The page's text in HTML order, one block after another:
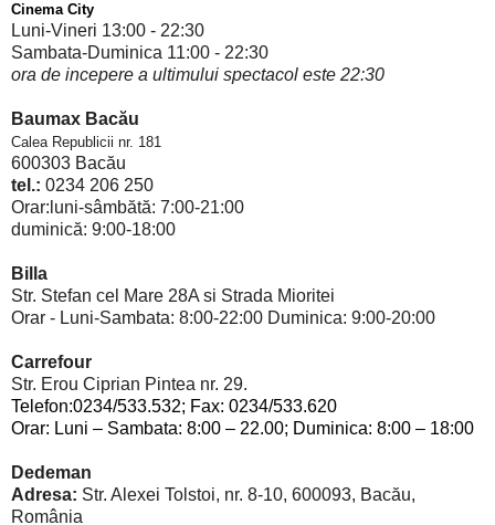
Cinema City
Luni-Vineri 13:00 - 22:30
Sambata-Duminica 11:00 - 22:30
ora de incepere a ultimului spectacol este 22:30
Baumax Bacău
Calea Republicii nr. 181
600303 Bacău
tel.: 0234 206 250
Orar:luni-sâmbătă: 7:00-21:00
duminică: 9:00-18:00
Billa
Str. Stefan cel Mare 28A si Strada Mioritei
Orar - Luni-Sambata: 8:00-22:00 Duminica: 9:00-20:00
Carrefour
Str. Erou Ciprian Pintea nr. 29.
Telefon:0234/533.532; Fax: 0234/533.620
Orar: Luni – Sambata: 8:00 – 22.00; Duminica: 8:00 – 18:00
Dedeman
Adresa: Str. Alexei Tolstoi, nr. 8-10, 600093, Bacău,
România